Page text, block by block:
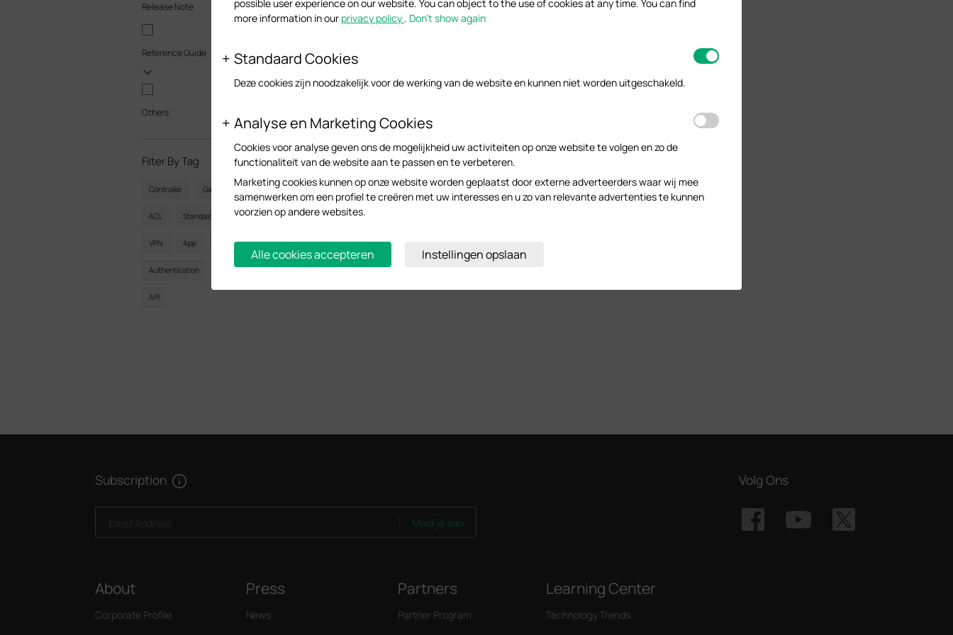
Release Note
Reference Guide
Others
Filter By Tag Reset
Controller Gateway Vlan
ACL Standalone Mesh CLI
VPN App Online Reset
Authentication Portal Wireless
API
Subscription
Meld je aan
Volg Ons
About
Corporate Profile
Press
News
Partners
Partner Program
Learning Center
Technology Trends
possible user experience on our website. You can object to the use of cookies at any time. You can find
more information in our privacy policy . Don’t show again
Standaard Cookies
Deze cookies zijn noodzakelijk voor de werking van de website en kunnen niet worden uitgeschakeld.
Analyse en Marketing Cookies
Cookies voor analyse geven ons de mogelijkheid uw activiteiten op onze website te volgen en zo de
functionaliteit van de website aan te passen en te verbeteren.
Marketing cookies kunnen op onze website worden geplaatst door externe adverteerders waar wij mee
samenwerken om een profiel te creëren met uw interesses en u zo van relevante advertenties te kunnen
voorzien op andere websites.
Alle cookies accepteren Instellingen opslaan